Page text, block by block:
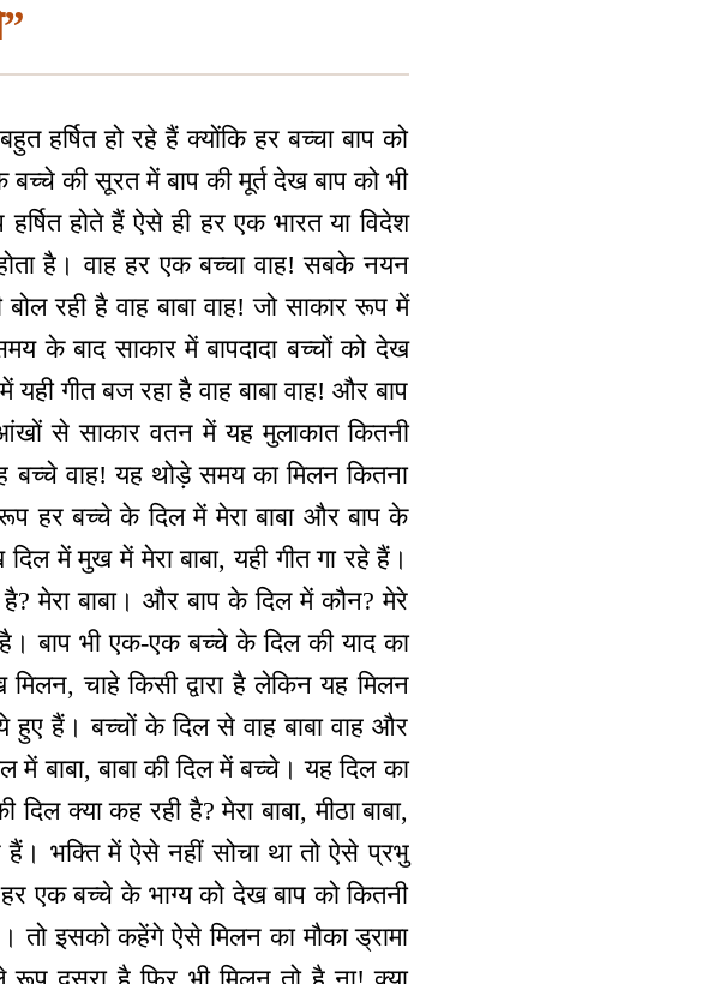
हर्षित हो रहे हैं क्योंकि हर बच्चा बाप को
की सूरत में बाप की मूर्त देख बाप को भी
होते हैं ऐसे ही हर एक भारत या विदेश
है। वाह हर एक बच्चा वाह! सबके नयन
रही है वाह बाबा वाह! जो साकार रूप में
के बाद साकार में बापदादा बच्चों को देख
गीत बज रहा है वाह बाबा वाह! और बाप
से साकार वतन में यह मुलाकात कितनी
बच्चे वाह! यह थोड़े समय का मिलन कितना
हर बच्चे के दिल में मेरा बाबा और बाप के
में मुख में मेरा बाबा, यही गीत गा रहे हैं।
मेरा बाबा। और बाप के दिल में कौन? मेरे
बाप भी एक-एक बच्चे के दिल की याद का
चाहे किसी द्वारा है लेकिन यह मिलन
हैं। बच्चों के दिल से वाह बाबा वाह और
बाबा, बाबा की दिल में बच्चे। यह दिल का
क्या कह रही है? मेरा बाबा, मीठा बाबा,
हैं। भक्ति में ऐसे नहीं सोचा था तो ऐसे प्रभु
एक बच्चे के भाग्य को देख बाप को कितनी
तो इसको कहेंगे ऐसे मिलन का मौका ड्रामा